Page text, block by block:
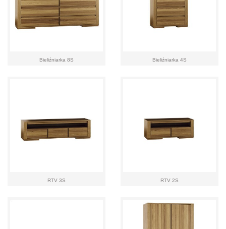
Bieliźniarka 8S Bieliźniarka 4S
RTV 3S RTV 2S